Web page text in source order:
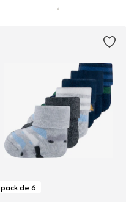
pack de 6